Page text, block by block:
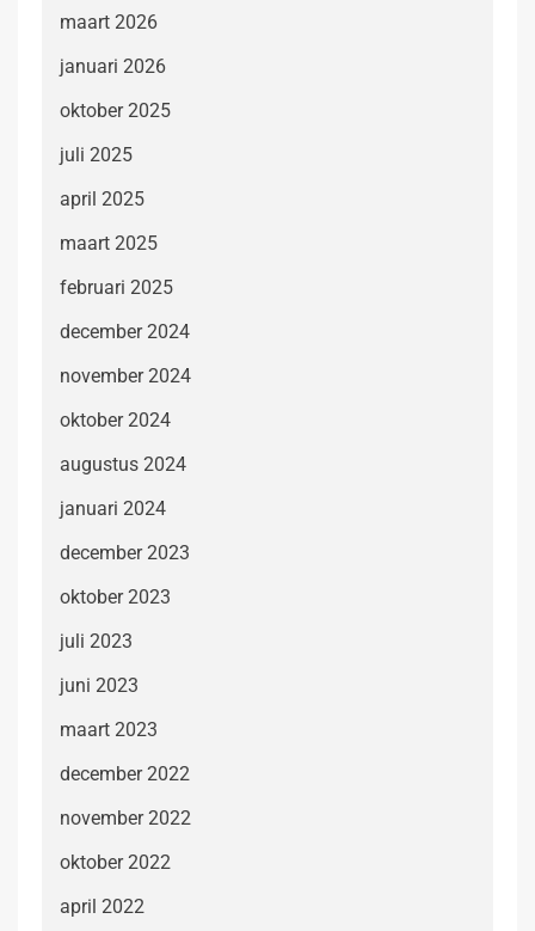
maart 2026
januari 2026
oktober 2025
juli 2025
april 2025
maart 2025
februari 2025
december 2024
november 2024
oktober 2024
augustus 2024
januari 2024
december 2023
oktober 2023
juli 2023
juni 2023
maart 2023
december 2022
november 2022
oktober 2022
april 2022